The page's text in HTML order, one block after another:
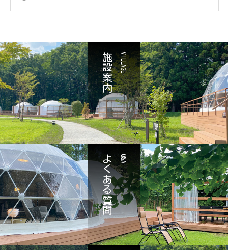
VILLAGE
施設案内
Q&A
よくある質問